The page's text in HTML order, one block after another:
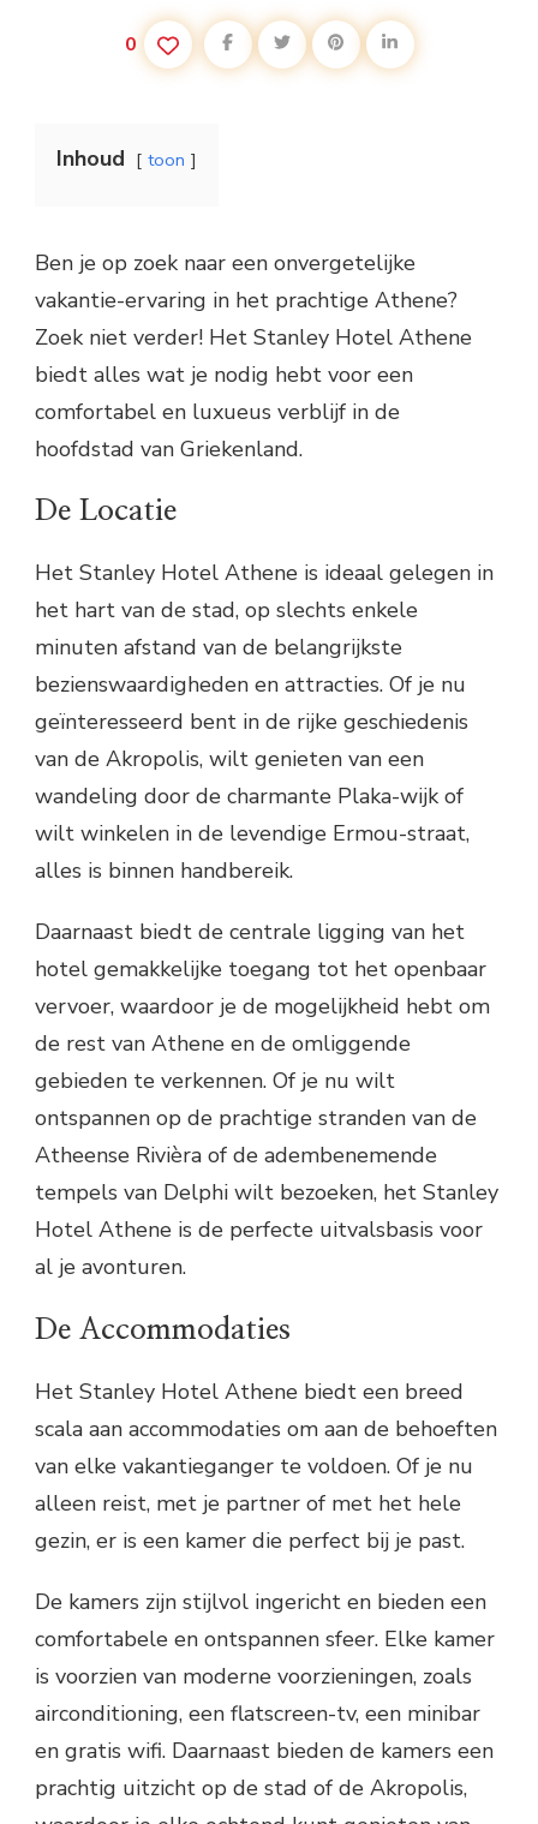
0
Inhoud toon
Ben je op zoek naar een onvergetelijke
vakantie-ervaring in het prachtige Athene?
Zoek niet verder! Het Stanley Hotel Athene
biedt alles wat je nodig hebt voor een
comfortabel en luxueus verblijf in de
hoofdstad van Griekenland.
De Locatie
Het Stanley Hotel Athene is ideaal gelegen in
het hart van de stad, op slechts enkele
minuten afstand van de belangrijkste
bezienswaardigheden en attracties. Of je nu
geïnteresseerd bent in de rijke geschiedenis
van de Akropolis, wilt genieten van een
wandeling door de charmante Plaka-wijk of
wilt winkelen in de levendige Ermou-straat,
alles is binnen handbereik.
Daarnaast biedt de centrale ligging van het
hotel gemakkelijke toegang tot het openbaar
vervoer, waardoor je de mogelijkheid hebt om
de rest van Athene en de omliggende
gebieden te verkennen. Of je nu wilt
ontspannen op de prachtige stranden van de
Atheense Rivièra of de adembenemende
tempels van Delphi wilt bezoeken, het Stanley
Hotel Athene is de perfecte uitvalsbasis voor
al je avonturen.
De Accommodaties
Het Stanley Hotel Athene biedt een breed
scala aan accommodaties om aan de behoeften
van elke vakantieganger te voldoen. Of je nu
alleen reist, met je partner of met het hele
gezin, er is een kamer die perfect bij je past.
De kamers zijn stijlvol ingericht en bieden een
comfortabele en ontspannen sfeer. Elke kamer
is voorzien van moderne voorzieningen, zoals
airconditioning, een flatscreen-tv, een minibar
en gratis wifi. Daarnaast bieden de kamers een
prachtig uitzicht op de stad of de Akropolis,